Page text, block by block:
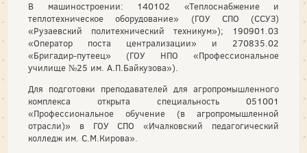
В машиностроении: 140102 «Теплоснабжение и
теплотехническое оборудование» (ГОУ СПО (ССУЗ)
«Рузаевский политехнический техникум»); 190901.03
«Оператор поста централизации» и 270835.02
«Бригадир-путеец» (ГОУ НПО «Профессиональное
училище №25 им. А.П.Байкузова»).
Для подготовки преподавателей для агропромышленного
комплекса открыта специальность 051001
«Профессиональное обучение (в агропромышленной
отрасли)» в ГОУ СПО «Ичалковский педагогический
колледж им. С.М.Кирова».